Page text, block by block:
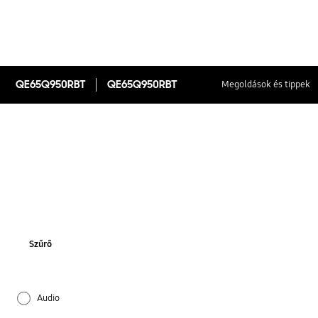
QE65Q950RBT QE65Q950RBT Megoldások és tippek
Szűrő
Audio